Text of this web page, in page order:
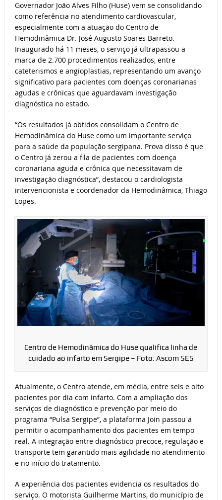
Governador João Alves Filho (Huse) vem se consolidando
como referência no atendimento cardiovascular,
especialmente com a atuação do Centro de
Hemodinâmica Dr. José Augusto Soares Barreto.
Inaugurado há 11 meses, o serviço já ultrapassou a
marca de 2.700 procedimentos realizados, entre
cateterismos e angioplastias, representando um avanço
significativo para pacientes com doenças coronarianas
agudas e crônicas que aguardavam investigação
diagnóstica no estado.
“Os resultados já obtidos consolidam o Centro de
Hemodinâmica do Huse como um importante serviço
para a saúde da população sergipana. Prova disso é que
o Centro já zerou a fila de pacientes com doença
coronariana aguda e crônica que necessitavam de
investigação diagnóstica”, destacou o cardiologista
intervencionista e coordenador da Hemodinâmica, Thiago
Lopes.
Centro de Hemodinâmica do Huse qualifica linha de
cuidado ao infarto em Sergipe – Foto: Ascom SES
Atualmente, o Centro atende, em média, entre seis e oito
pacientes por dia com infarto. Com a ampliação dos
serviços de diagnóstico e prevenção por meio do
programa “Pulsa Sergipe”, a plataforma Join passou a
permitir o acompanhamento dos pacientes em tempo
real. A integração entre diagnóstico precoce, regulação e
transporte tem garantido mais agilidade no atendimento
e no início do tratamento.
A experiência dos pacientes evidencia os resultados do
serviço. O motorista Guilherme Martins, do município de